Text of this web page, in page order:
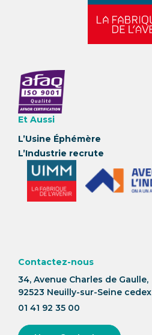
Et Aussi
L’Usine Éphémère
L’Industrie recrute
Contactez-nous
34, Avenue Charles de Gaulle,
92523 Neuilly-sur-Seine cedex
01 41 92 35 00